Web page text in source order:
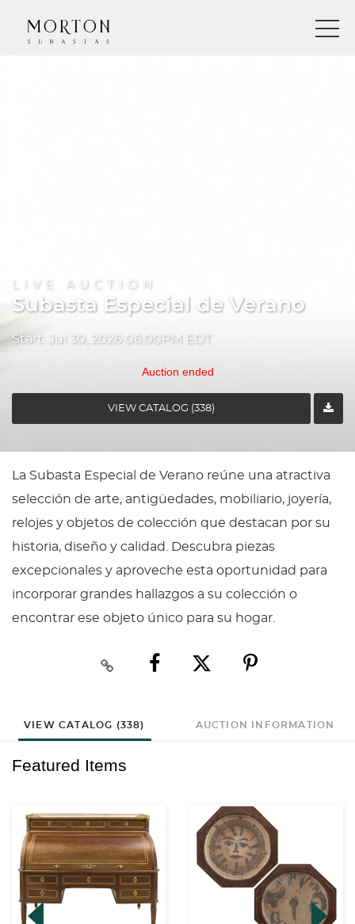
LIVE AUCTION
Subasta Especial de Verano
Start: Jul 30, 2026 06:00PM EDT
Auction ended
VIEW CATALOG (338)
La Subasta Especial de Verano reúne una atractiva
selección de arte, antigüedades, mobiliario, joyería,
relojes y objetos de colección que destacan por su
historia, diseño y calidad. Descubra piezas
excepcionales y aproveche esta oportunidad para
incorporar grandes hallazgos a su colección o
encontrar ese objeto único para su hogar.
VIEW CATALOG (338) AUCTION INFORMATION
Featured Items